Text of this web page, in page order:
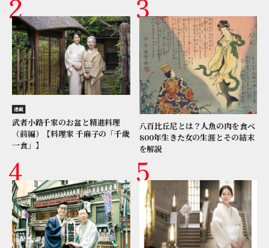
連載
武者小路千家のお盆と精進料理
（前編）【料理家 千麻子の「千歳
一食」】
八百比丘尼とは？人魚の肉を食べ
800年生きた女の生涯とその結末
を解説